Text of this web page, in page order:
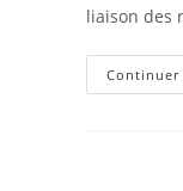
liaison des
Continuer